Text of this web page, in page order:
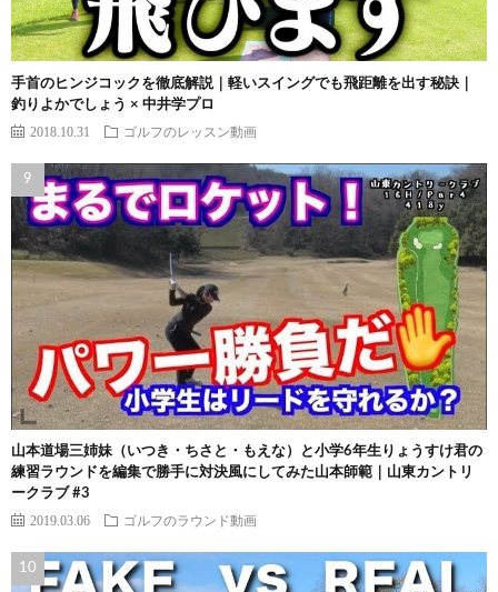
手首のヒンジコックを徹底解説｜軽いスイングでも飛距離を出す秘訣｜
釣りよかでしょう × 中井学プロ
2018.10.31 ゴルフのレッスン動画
山本道場三姉妹（いつき・ちさと・もえな）と小学6年生りょうすけ君の
練習ラウンドを編集で勝手に対決風にしてみた山本師範｜山東カントリ
ークラブ #3
2019.03.06 ゴルフのラウンド動画